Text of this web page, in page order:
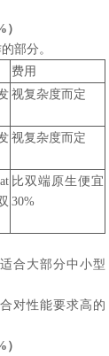
部分。
费用
视复杂度而定
视复杂度而定
比双端原生便宜
30%
合大部分中小型
对性能要求高的